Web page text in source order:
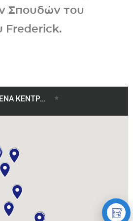
Σπουδών του
Frederick.